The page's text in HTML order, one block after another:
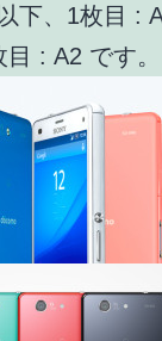
下、1枚目 :
: A2 です。